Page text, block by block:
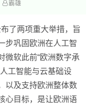
霸雄
了两项重大举措，旨
步巩固欧洲在人工智
微软此前“欧洲数字承
工智能与云基础设
以及支持欧洲整体数
心目标，是让欧洲语